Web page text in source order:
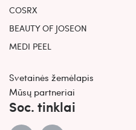
COSRX
BEAUTY OF JOSEON
MEDI PEEL
Svetainės žemėlapis
Mūsų partneriai
Soc. tinklai